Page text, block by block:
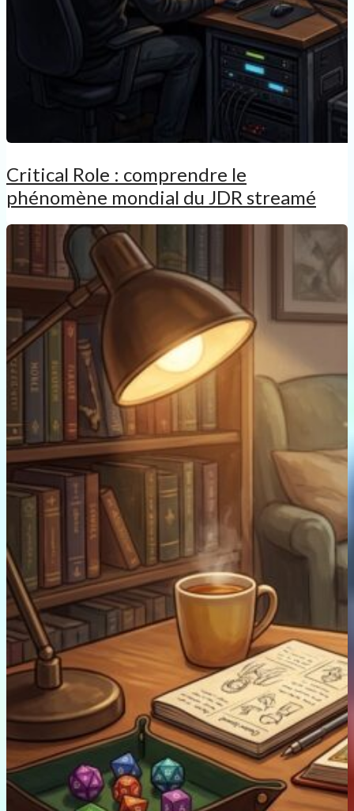
Critical Role : comprendre le
phénomène mondial du JDR streamé